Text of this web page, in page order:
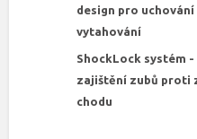
design pro
vytahování
ShockLock systém
zajištění zubů proti
chodu